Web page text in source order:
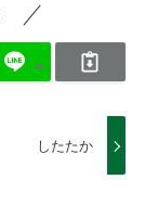
したたか